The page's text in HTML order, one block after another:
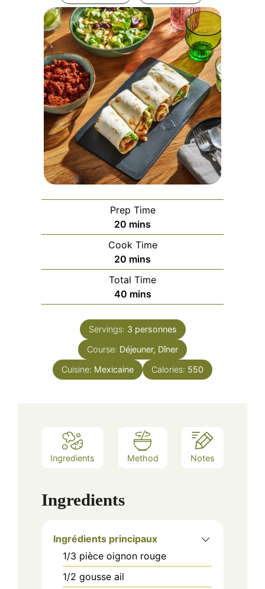
Prep Time
20 minutes
mins
Cook Time
20 minutes
mins
Total Time
40minutes
mins
Servings: 3 personnes
Course: Déjeuner, Dîner
Cuisine: Mexicaine Calories: 550
Ingredients Method Notes
Ingredients
Ingrédients principaux
1/3 pièce oignon rouge
1/2 gousse ail